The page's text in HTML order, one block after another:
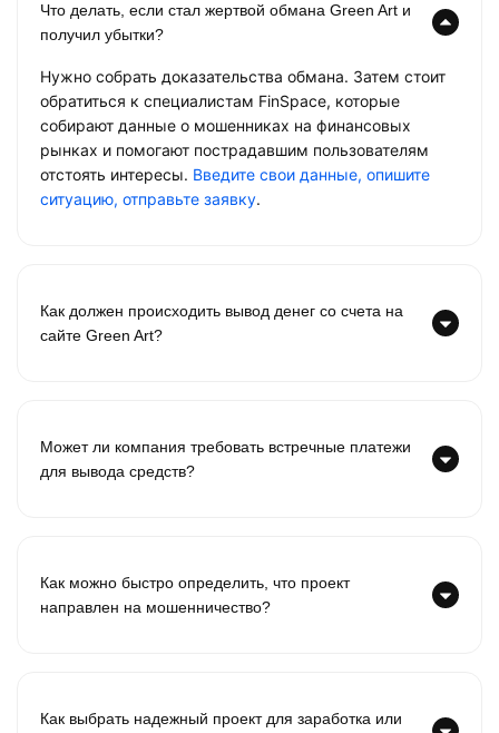
Что делать, если стал жертвой обмана Green Art и
получил убытки?
Нужно собрать доказательства обмана. Затем стоит
обратиться к специалистам FinSpace, которые
собирают данные о мошенниках на финансовых
рынках и помогают пострадавшим пользователям
отстоять интересы. Введите свои данные, опишите
ситуацию, отправьте заявку.
Как должен происходить вывод денег со счета на
сайте Green Art?
Может ли компания требовать встречные платежи
для вывода средств?
Как можно быстро определить, что проект
направлен на мошенничество?
Как выбрать надежный проект для заработка или